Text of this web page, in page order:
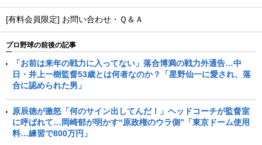
[有料会員限定] お問い合わせ・Ｑ＆Ａ
プロ野球の前後の記事
「お前は来年の戦力に入ってない」落合博満の戦力外通告…中
日・井上一樹監督53歳とは何者なのか？「星野仙一に愛され、落
合に認められた男」
原辰徳が激怒「何のサイン出してんだ！」ヘッドコーチが監督室
に呼ばれて…岡崎郁が明かす“原政権のウラ側”「東京ドーム使用
料…練習で800万円」